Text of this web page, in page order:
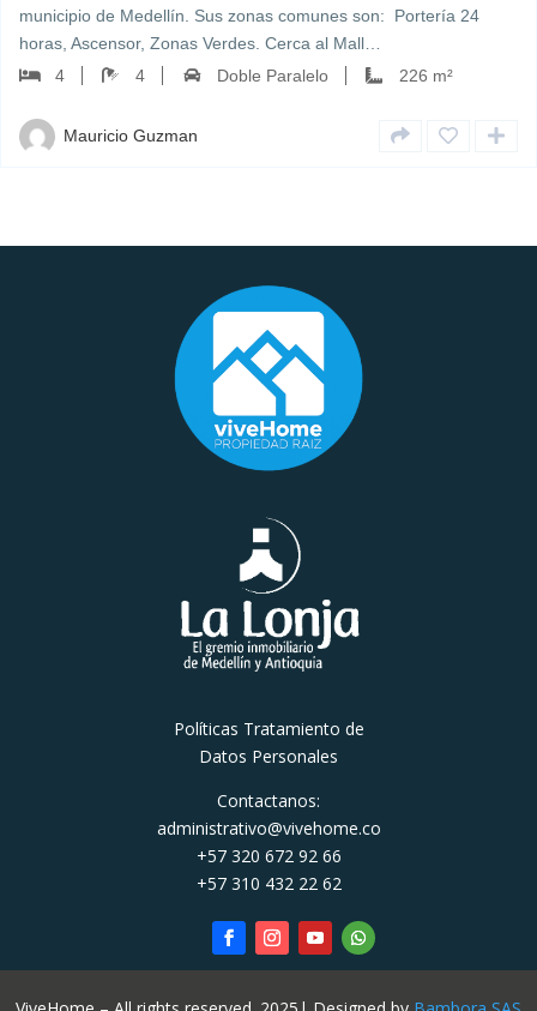
municipio de Medellín. Sus zonas comunes son: Portería 24
horas, Ascensor, Zonas Verdes. Cerca al Mall…
4
4 Doble Paralelo 226 m²
Mauricio Guzman
Políticas Tratamiento de
Datos Personales
Contactanos:
administrativo@vivehome.co
+57 320 672 92 66
+57 310 432 22 62